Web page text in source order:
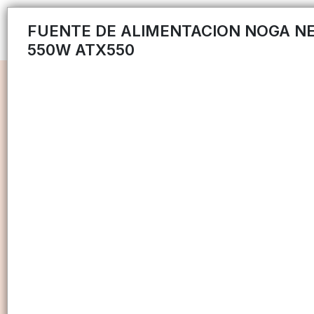
FUENTE DE ALIMENTACION NOGA
550W ATX550